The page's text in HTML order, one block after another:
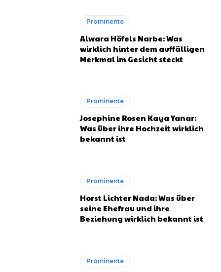
Prominente
Alwara Höfels Narbe: Was
wirklich hinter dem auffälligen
Merkmal im Gesicht steckt
Prominente
Josephine Rosen Kaya Yanar:
Was über ihre Hochzeit wirklich
bekannt ist
Prominente
Horst Lichter Nada: Was über
seine Ehefrau und ihre
Beziehung wirklich bekannt ist
Prominente